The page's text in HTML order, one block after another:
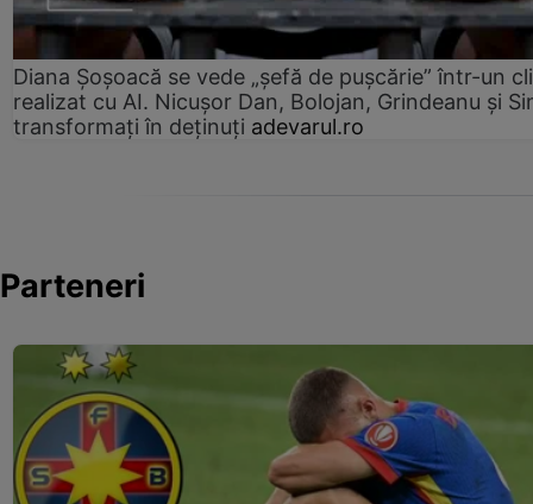
Diana Șoșoacă se vede „șefă de pușcărie” într-un
realizat cu AI. Nicușor Dan, Bolojan, Grindeanu și
transformați în deținuți adevarul.ro
Parteneri